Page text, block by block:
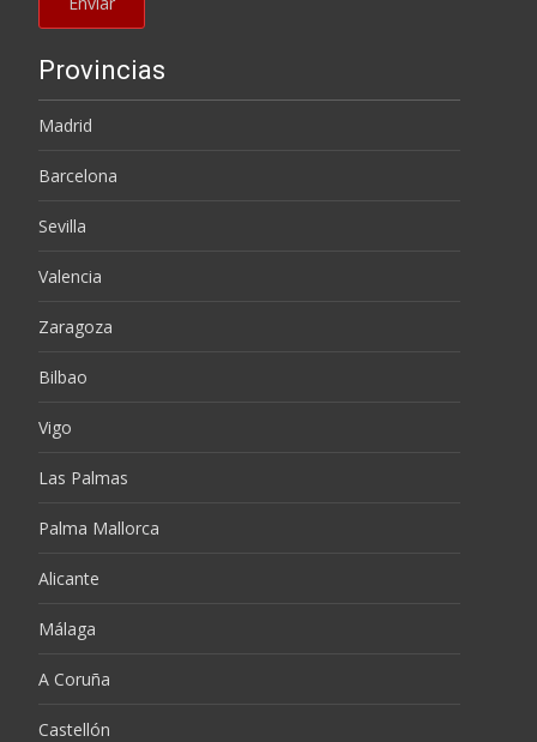
Provincias
Madrid
Barcelona
Sevilla
Valencia
Zaragoza
Bilbao
Vigo
Las Palmas
Palma Mallorca
Alicante
Málaga
A Coruña
Castellón